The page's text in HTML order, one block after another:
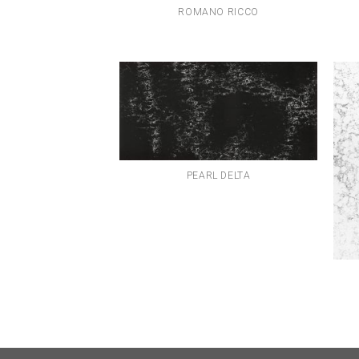
ROMANO RICCO
PEARL DELTA